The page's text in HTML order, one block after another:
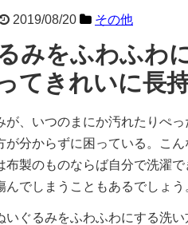
2019/08/20 その他
みをふわふわ
てきれいに長
が、いつのまにか汚れたりぺ
が分からずに困っている。こ
布製のものならば自分で洗濯
んでしまうこともあるでしょう
いぐるみをふわふわにする洗い